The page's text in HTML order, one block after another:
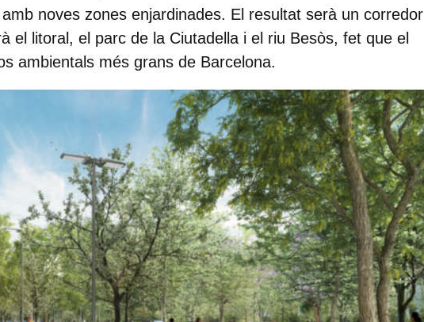
noves zones enjardinades. El resultat serà un corredor
el litoral, el parc de la Ciutadella i el riu Besòs, fet que el
ambientals més grans de Barcelona.